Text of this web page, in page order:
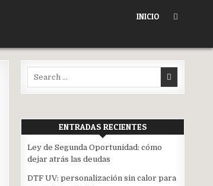
INICIO
ENTRADAS RECIENTES
Ley de Segunda Oportunidad: cómo
dejar atrás las deudas
DTF UV: personalización sin calor para